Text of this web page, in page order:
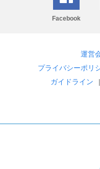
Facebook
運営
プライバシーポリ
ガイドライン
|